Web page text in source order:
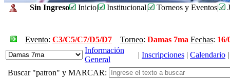
Sin Ingreso Inicio| Institucional| Torneos y Eventos|
Evento: C3/C5/C7/D5/D7 Torneo: Damas 7ma Fechas: 16/
Información
General
| Inscripciones | Calendario |
Buscar "patron" y MARCAR: